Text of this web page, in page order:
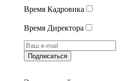
Время Кадровика
Время Директора
Подписаться